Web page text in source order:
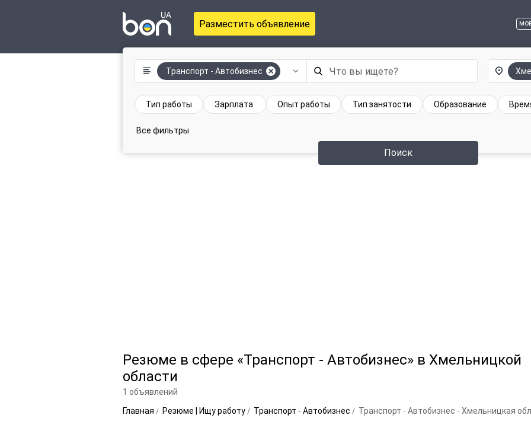
Разместить объявление
Транспорт - Автобизнес
Поиск
Тип работы Зарплата Опыт работы Тип занятости Образование
Все фильтры
Резюме в сфере «Транспорт - Автобизнес» в Хмельницкой
области
1 объявлений
Главная
Резюме | Ищу работу Транспорт - Автобизнес Транспорт - Автобизнес - Хмельницкая